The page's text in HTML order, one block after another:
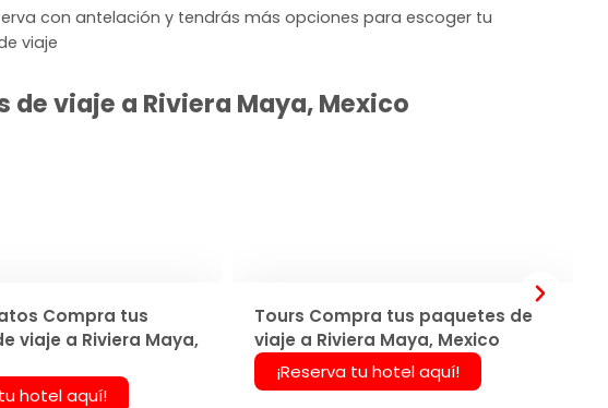
con antelación y tendrás más opciones para escoger tu
viaje
viaje a Riviera Maya, Mexico
Compra tus
viaje a Riviera Maya,
hotel aquí!
Tours Compra tus paquetes de
viaje a Riviera Maya, Mexico
¡Reserva tu hotel aquí!